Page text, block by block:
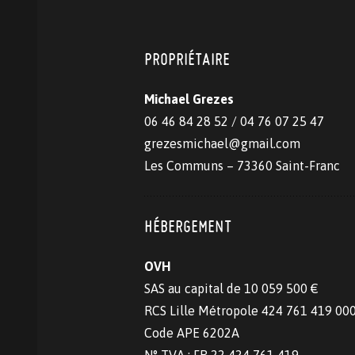
PROPRIÉTAIRE
Michael Grezes
06 46 84 28 52 / 04 76 07 25 47
grezesmichael@gmail.com
Les Communs – 73360 Saint-Franc
HÉBERGEMENT
OVH
SAS au capital de 10 059 500 €
RCS Lille Métropole 424 761 419
Code APE 6202A